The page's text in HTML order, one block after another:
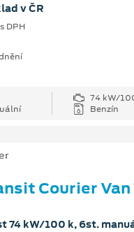
v ČR
DPH
74 kW/
Benzín
Courier Van
74 kW/100 k, 6st.